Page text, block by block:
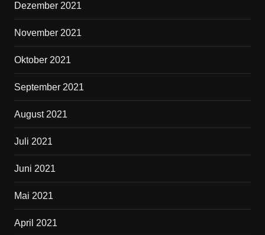
Dezember 2021
November 2021
Oktober 2021
September 2021
August 2021
Juli 2021
Juni 2021
Mai 2021
April 2021